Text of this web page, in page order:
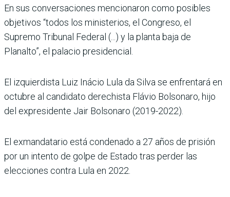
En sus conversaciones mencionaron como posibles
objetivos “todos los ministerios, el Congreso, el
Supremo Tribunal Federal (...) y la planta baja de
Planalto”, el palacio presidencial.
El izquierdista Luiz Inácio Lula da Silva se enfrentará en
octubre al candidato derechista Flávio Bolsonaro, hijo
del expresidente Jair Bolsonaro (2019-2022).
El exmandatario está condenado a 27 años de prisión
por un intento de golpe de Estado tras perder las
elecciones contra Lula en 2022.